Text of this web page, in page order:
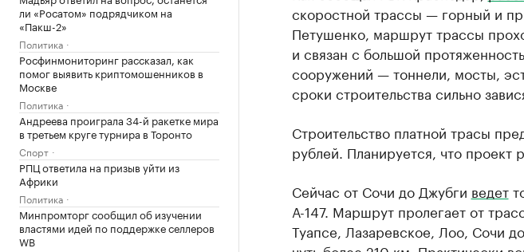
ли «Росатом» подрядчиком на
«Пакш-2»
Политика
Росфинмониторинг рассказал, как
помог выявить криптомошенников в
Москве
Политика
Андреева проиграла 34-й ракетке мира
в третьем круге турнира в Торонто
Спорт
РПЦ ответила на призыв уйти из
Африки
Политика
Минпромторг сообщил об изучении
властями идей по поддержке селлеров
WB
скоростной трассы — горный и
Петушенко, маршрут трассы
и связан с большой
сооружений — тоннели, мосты,
сроки строительства сильно
Строительство платной трасы
рублей. Планируется, что проект
Сейчас от Сочи до Джубги ведет
А-147. Маршрут пролегает от
Туапсе, Лазаревское, Лоо, Сочи